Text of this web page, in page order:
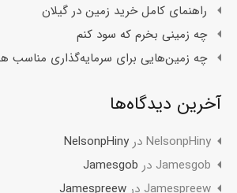
راهنمای کامل خرید زمین در گیلان
چه زمینی بخرم که سود کنم
چه زمین‌هایی برای سرمایه‌گذاری مناسب
آخرین دیدگاه‌ها
NelsonpHiny در NelsonpHiny
Jamesgob در Jamesgob
Jamespreew در Jamespreew